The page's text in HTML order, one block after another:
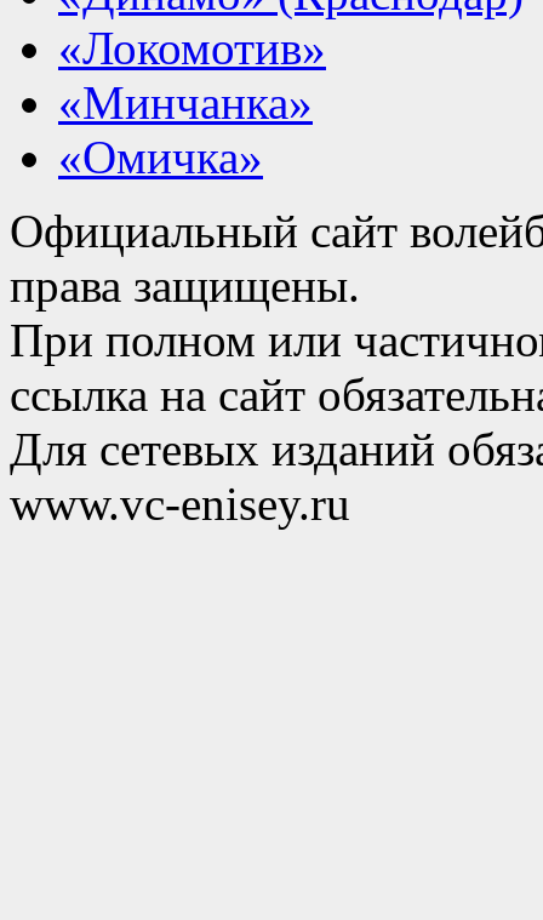
«Локомотив»
«Минчанка»
«Омичка»
Официальный сайт
права защищены.
При полном или
ссылка на сайт
Для сетевых изданий
www.vc-enisey.ru